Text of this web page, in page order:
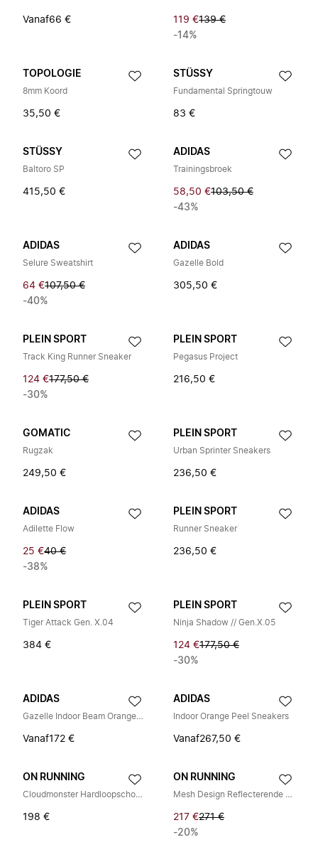
Vanaf66 € 119 €139 €
-14%
TOPOLOGIE
8mm Koord
35,50 €
STÜSSY
Fundamental Springtouw
83 €
STÜSSY
Baltoro SP
415,50 €
ADIDAS
Trainingsbroek
58,50 €103,50 €
-43%
ADIDAS
Selure Sweatshirt
64 €107,50 €
-40%
ADIDAS
Gazelle Bold
305,50 €
PLEIN SPORT
Track King Runner Sneaker
124 €177,50 €
-30%
PLEIN SPORT
Pegasus Project
216,50 €
GOMATIC
Rugzak
249,50 €
PLEIN SPORT
Urban Sprinter Sneakers
236,50 €
ADIDAS
Adilette Flow
25 €40 €
-38%
PLEIN SPORT
Runner Sneaker
236,50 €
PLEIN SPORT
Tiger Attack Gen. X.04
384 €
PLEIN SPORT
Ninja Shadow // Gen.X.05
124 €177,50 €
-30%
ADIDAS
Gazelle Indoor Beam Orange Sneakers
Vanaf172 €
ADIDAS
Indoor Orange Peel Sneakers
Vanaf267,50 €
ON RUNNING
Cloudmonster Hardloopschoenen
198 €
ON RUNNING
Mesh Design Reflecterende Sneakers
217 €271 €
-20%